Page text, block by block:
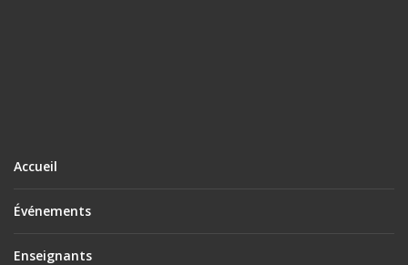
Accueil
Événements
Enseignants